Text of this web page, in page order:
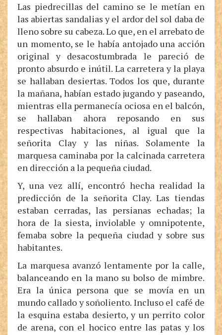
Las piedrecillas del camino se le metían en
las abiertas sandalias y el ardor del sol daba de
lleno sobre su cabeza. Lo que, en el arrebato de
un momento, se le había antojado una acción
original y desacostumbrada le pareció de
pronto absurdo e inútil. La carretera y la playa
se hallaban desiertas. Todos los que, durante
la mañana, habían estado jugando y paseando,
mientras ella permanecía ociosa en el balcón,
se hallaban ahora reposando en sus
respectivas habitaciones, al igual que la
señorita Clay y las niñas. Solamente la
marquesa caminaba por la calcinada carretera
en dirección a la pequeña ciudad.
Y, una vez allí, encontró hecha realidad la
predicción de la señorita Clay. Las tiendas
estaban cerradas, las persianas echadas; la
hora de la siesta, inviolable y omnipotente,
femaba sobre la pequeña ciudad y sobre sus
habitantes.
La marquesa avanzó lentamente por la calle,
balanceando en la mano su bolso de mimbre.
Era la única persona que se movía en un
mundo callado y soñoliento. Incluso el café de
la esquina estaba desierto, y un perrito color
de arena, con el hocico entre las patas y los